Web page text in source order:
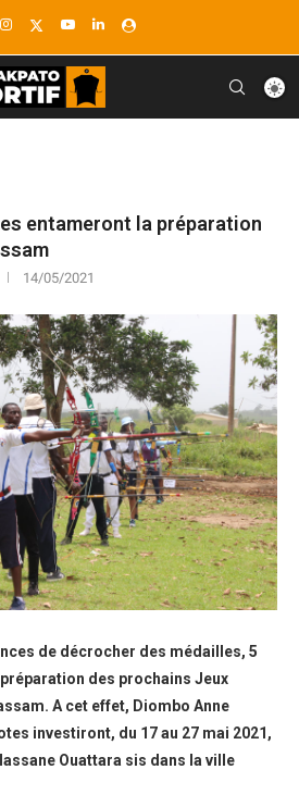
entameront la préparation
14/05/2021
de décrocher des médailles, 5
des prochains Jeux
A cet effet, Diombo Anne
investiront, du 17 au 27 mai 2021,
Ouattara sis dans la ville